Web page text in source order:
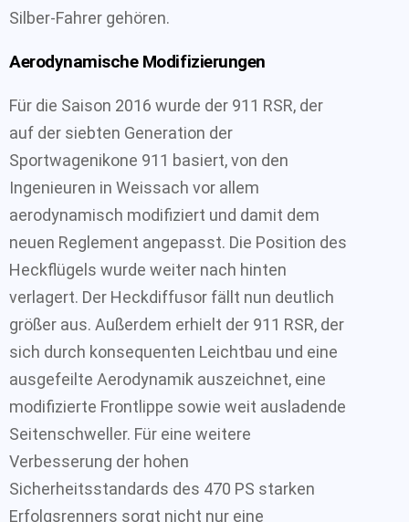
Silber-Fahrer gehören.
Aerodynamische Modifizierungen
Für die Saison 2016 wurde der 911 RSR, der
auf der siebten Generation der
Sportwagenikone 911 basiert, von den
Ingenieuren in Weissach vor allem
aerodynamisch modifiziert und damit dem
neuen Reglement angepasst. Die Position des
Heckflügels wurde weiter nach hinten
verlagert. Der Heckdiffusor fällt nun deutlich
größer aus. Außerdem erhielt der 911 RSR, der
sich durch konsequenten Leichtbau und eine
ausgefeilte Aerodynamik auszeichnet, eine
modifizierte Frontlippe sowie weit ausladende
Seitenschweller. Für eine weitere
Verbesserung der hohen
Sicherheitsstandards des 470 PS starken
Erfolgsrenners sorgt nicht nur eine